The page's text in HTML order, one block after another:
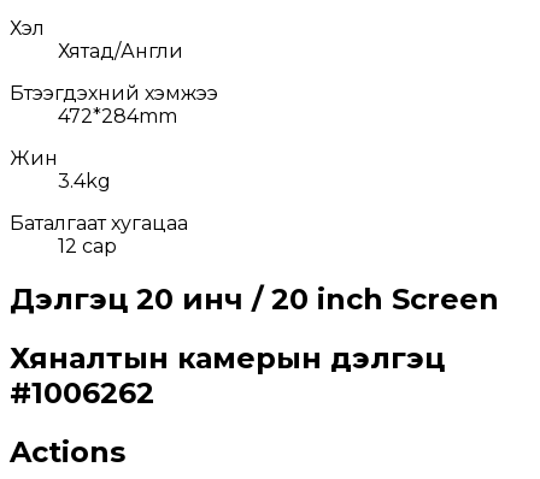
Хэл
Хятад/Англи
Бүтээгдэхүүний хэмжээ
472*284mm
Жин
3.4kg
Баталгаат хугацаа
12 сар
Дэлгэц 20 инч / 20 inch Screen
Хяналтын камерын дэлгэц
#1006262
Actions